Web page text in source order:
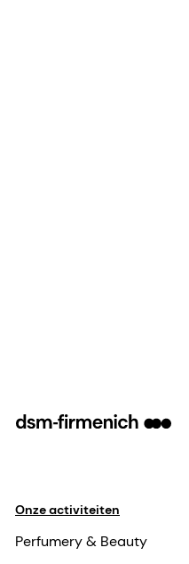
Onze activiteiten
Perfumery & Beauty